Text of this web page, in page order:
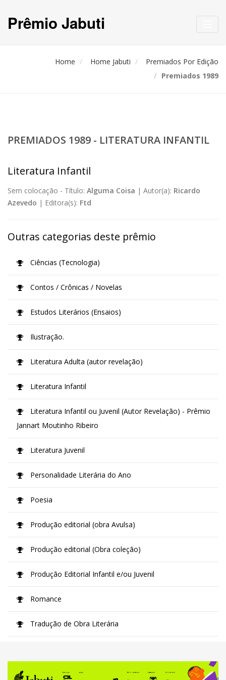
Prêmio Jabuti
Home Home Jabuti
Premiados Por Edição
Premiados 1989
PREMIADOS 1989 - LITERATURA INFANTIL
Literatura Infantil
Sem colocação - Título: Alguma Coisa | Autor(a): Ricardo
Azevedo | Editora(s): Ftd
Outras categorias deste prêmio
Ciências (Tecnologia)
Contos / Crônicas / Novelas
Estudos Literários (Ensaios)
Ilustração.
Literatura Adulta (autor revelação)
Literatura Infantil
Literatura Infantil ou Juvenil (Autor Revelação) - Prêmio
Jannart Moutinho Ribeiro
Literatura Juvenil
Personalidade Literária do Ano
Poesia
Produção editorial (obra Avulsa)
Produção editorial (Obra coleção)
Produção Editorial Infantil e/ou Juvenil
Romance
Tradução de Obra Literária